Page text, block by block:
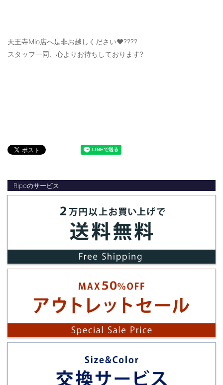
天王寺Mio店へ是非お越しください❤️????
スタッフ一同、心よりお待ちしております?
Ripoのサービス